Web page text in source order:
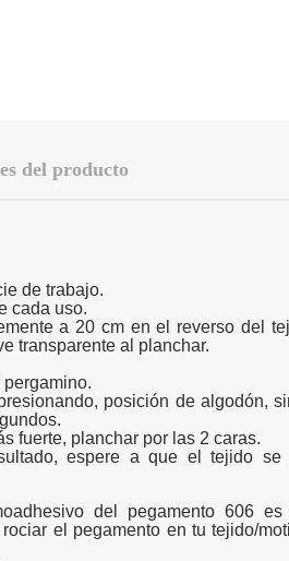
del producto
de trabajo.
cada uso.
a 20 cm en el reverso del
transparente al planchar.
posición de algodón,
fuerte, planchar por las 2 caras.
espere a que el tejido se
del pegamento 606 es
el pegamento en tu tejido/